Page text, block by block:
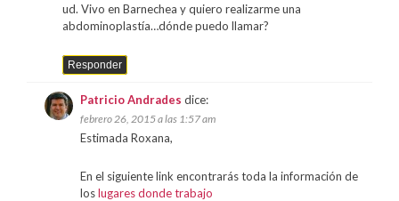
ud. Vivo en Barnechea y quiero realizarme una
abdominoplastía…dónde puedo llamar?
Responder
Patricio Andrades dice:
febrero 26, 2015 a las 1:57 am
Estimada Roxana,
En el siguiente link encontrarás toda la información de
loslugares donde trabajo